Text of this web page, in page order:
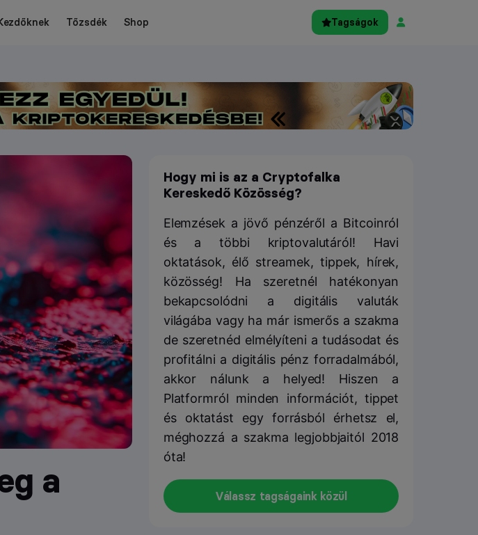
Tőzsdék Shop Tagságok
a
Hogy mi is az a Cryptofalka
Kereskedő Közösség?
Elemzések a jövő pénzéről a Bitcoinról
és a többi kriptovalutáról! Havi
oktatások, élő streamek, tippek, hírek,
közösség! Ha szeretnél hatékonyan
bekapcsolódni a digitális valuták
világába vagy ha már ismerős a szakma
de szeretnéd elmélyíteni a tudásodat és
profitálni a digitális pénz forradalmából,
akkor nálunk a helyed! Hiszen a
Platformról minden információt, tippet
és oktatást egy forrásból érhetsz el,
méghozzá a szakma legjobbjaitól 2018
óta!
Válassz tagságaink közül